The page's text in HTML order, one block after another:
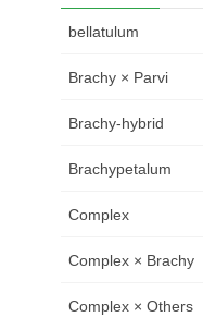
bellatulum
Brachy × Parvi
Brachy-hybrid
Brachypetalum
Complex
Complex × Brachy
Complex × Others